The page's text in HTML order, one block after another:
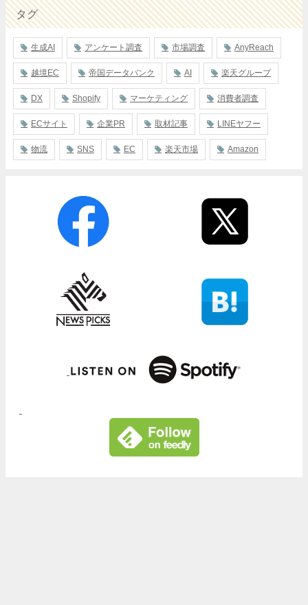
タグ
生成AI アンケート調査 市場調査 AnyReach
越境EC 帝国データバンク AI 楽天グループ
DX Shopify マーケティング 消費者調査
ECサイト 企業PR 取材記事 LINEヤフー
物流 SNS EC 楽天市場 Amazon